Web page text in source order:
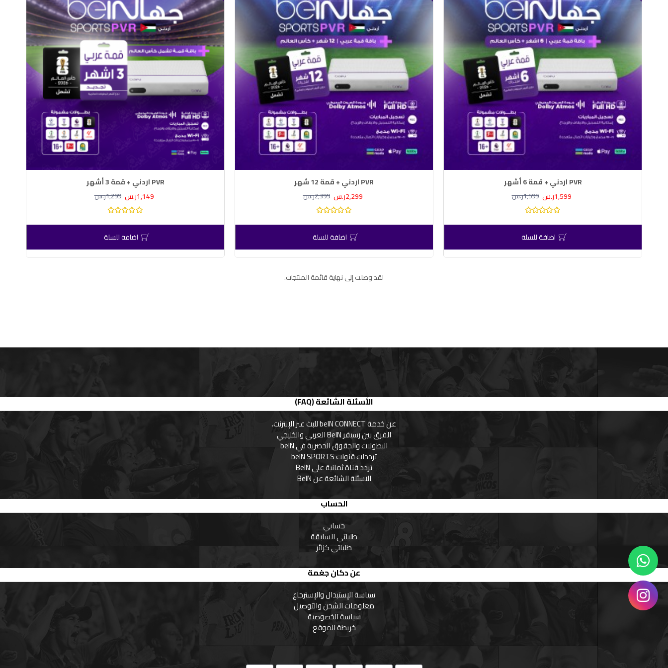
PVR اردني + قمة 6 أشهر
1,599ر.س
1,599ر.س
اضافة للسلة
PVR اردني + قمة 12 شهر
2,299ر.س
2,399ر.س
اضافة للسلة
PVR اردني + قمة 3 أشهر
1,149ر.س
1,299ر.س
اضافة للسلة
لقد وصلت إلى نهاية قائمة المنتجات.
الأسئلة الشائعة (FAQ)
عن خدمة beIN CONNECT للبث عبر الإنترنت،
الفرق بين رسيفر BeIN العربي والخليجي
البطولات والحقوق الحصرية في beIN
ترددات قنوات beIN SPORTS
تردد قناة ثمانية على BeIN
الاسئلة الشائعة عن BeIN
الحساب
حسابي
طلباتي السابقة
طلباتي كزائر
عن دكان جغمة
سياسة الإستبدال والإسترجاع
معلومات الشحن والتوصيل
سياسة الخصوصية
خريطة الموقع